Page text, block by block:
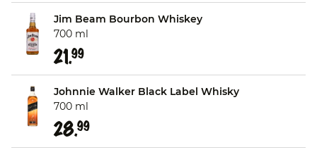
Jim Beam Bourbon Whiskey
700 ml
21.99
Johnnie Walker Black Label Whisky
700 ml
28.99